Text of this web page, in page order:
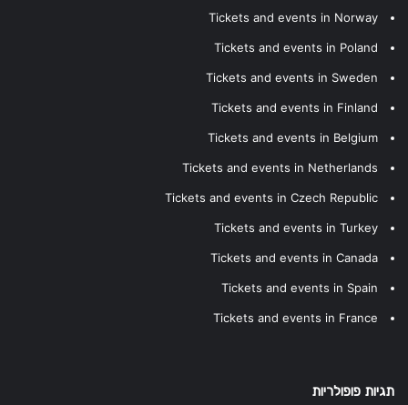
Tickets and events in Norway
Tickets and events in Poland
Tickets and events in Sweden
Tickets and events in Finland
Tickets and events in Belgium
Tickets and events in Netherlands
Tickets and events in Czech Republic
Tickets and events in Turkey
Tickets and events in Canada
Tickets and events in Spain
Tickets and events in France
תגיות פופולריות